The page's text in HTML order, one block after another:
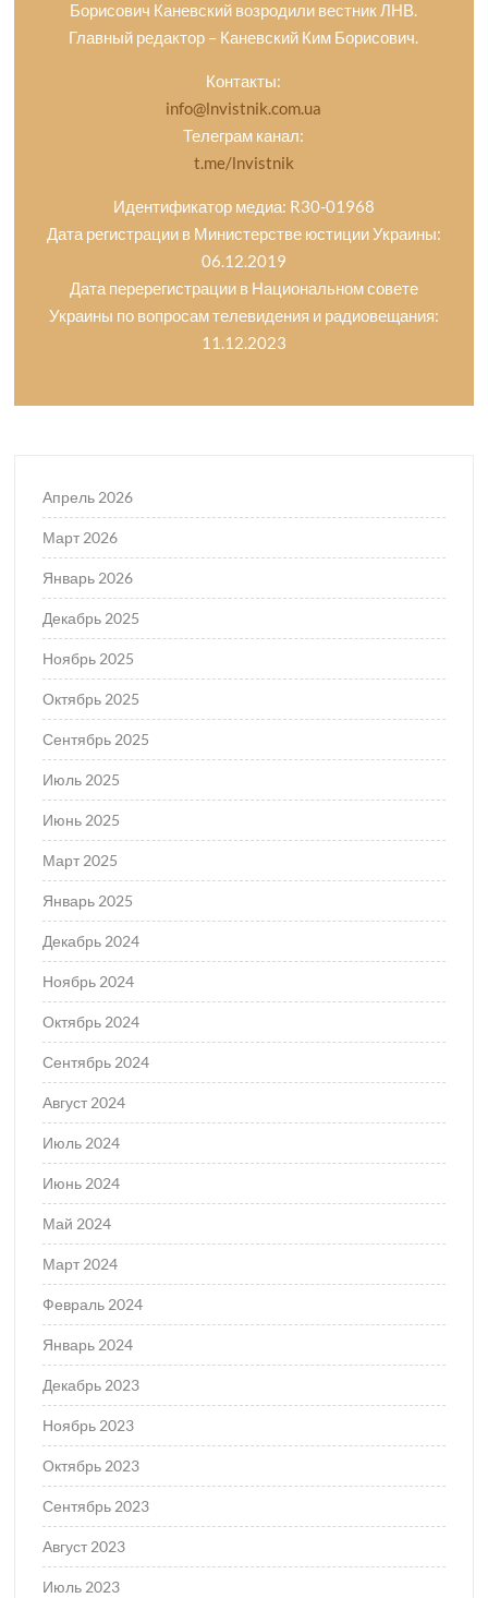
Борисович Каневский возродили вестник ЛНВ.
Главный редактор – Каневский Ким Борисович.
Контакты:
info@lnvistnik.com.ua
Телеграм канал:
t.me/lnvistnik
Идентификатор медиа: R30-01968
Дата регистрации в Министерстве юстиции Украины:
06.12.2019
Дата перерегистрации в Национальном совете
Украины по вопросам телевидения и радиовещания:
11.12.2023
Апрель 2026
Март 2026
Январь 2026
Декабрь 2025
Ноябрь 2025
Октябрь 2025
Сентябрь 2025
Июль 2025
Июнь 2025
Март 2025
Январь 2025
Декабрь 2024
Ноябрь 2024
Октябрь 2024
Сентябрь 2024
Август 2024
Июль 2024
Июнь 2024
Май 2024
Март 2024
Февраль 2024
Январь 2024
Декабрь 2023
Ноябрь 2023
Октябрь 2023
Сентябрь 2023
Август 2023
Июль 2023